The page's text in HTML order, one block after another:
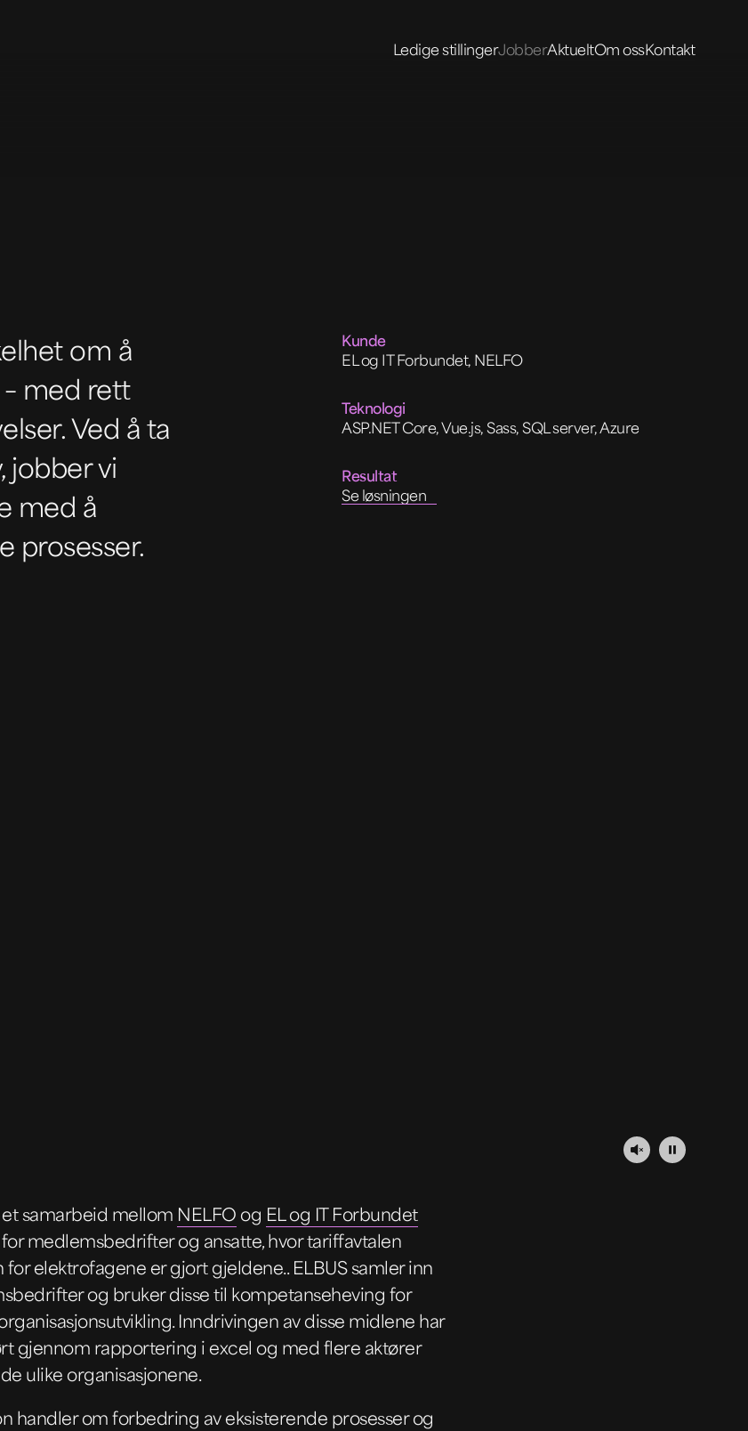
Ledige stillingerJobberAktueltOm ossKontakt
om å
med rett
Ved å ta
jobber vi
med å
prosesser.
Kunde
EL og IT Forbundet, NELFO
Teknologi
ASP.NET Core, Vue.js, Sass, SQL server, Azure
Resultat
Se løsningen
et samarbeid mellom NELFO og EL og IT Forbundet
medlemsbedrifter og ansatte, hvor tariffavtalen
for elektrofagene er gjort gjeldene.. ELBUS samler inn
og bruker disse til kompetanseheving for
Inndrivingen av disse midlene har
gjennom rapportering i excel og med flere aktører
ulike organisasjonene.
handler om forbedring av eksisterende prosesser og